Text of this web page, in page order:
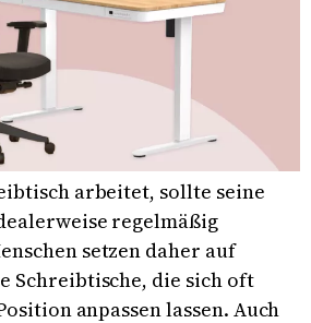
arbeitet, sollte seine
regelmäßig
setzen daher auf
Schreibtische, die sich oft
anpassen lassen. Auch